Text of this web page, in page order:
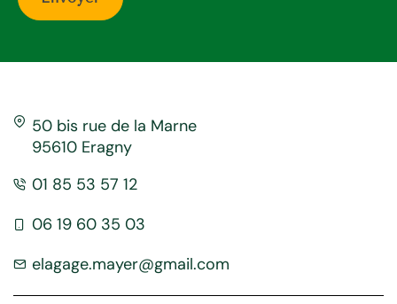
50 bis rue de la Marne
95610 Eragny
01 85 53 57 12
06 19 60 35 03
elagage.mayer@gmail.com